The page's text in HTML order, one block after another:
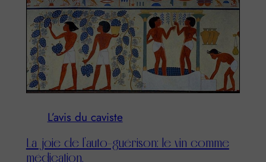
L’avis du caviste
La joie de l’auto-guérison: le vin comme
médication.